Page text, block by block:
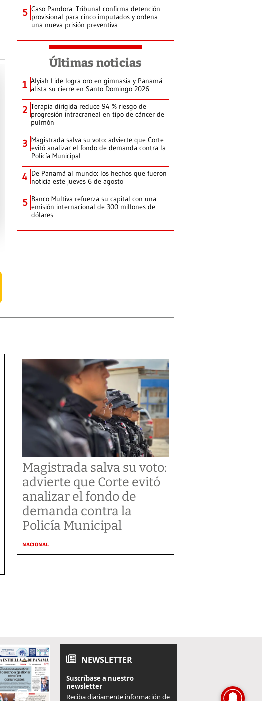
5 Caso Pandora: Tribunal confirma detención
provisional para cinco imputados y ordena
una nueva prisión preventiva
Últimas noticias
1 Alyiah Lide logra oro en gimnasia y Panamá
alista su cierre en Santo Domingo 2026
2 Terapia dirigida reduce 94 % riesgo de
progresión intracraneal en tipo de cáncer de
pulmón
3 Magistrada salva su voto: advierte que Corte
evitó analizar el fondo de demanda contra la
Policía Municipal
4 De Panamá al mundo: los hechos que fueron
noticia este jueves 6 de agosto
5 Banco Multiva refuerza su capital con una
emisión internacional de 300 millones de
dólares
Magistrada salva su voto:
advierte que Corte evitó
analizar el fondo de
demanda contra la
Policía Municipal
NACIONAL
NEWSLETTER
Suscríbase a nuestro
newsletter
Reciba diariamente información de